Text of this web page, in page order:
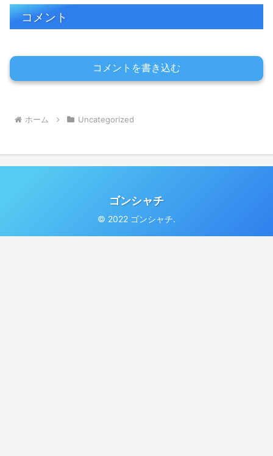
コメント
コメントを書き込む
ホーム Uncategorized
ゴンシャチ
© 2022 ゴンシャチ.